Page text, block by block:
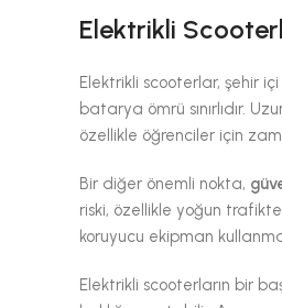
Elektrikli
Elektrikli scooterlar, şehir
batarya ömrü sınırlıdır.
özellikle öğrenciler için
Bir diğer önemli nokta,
riski, özellikle yoğun
koruyucu ekipman
Elektrikli scooterların bir